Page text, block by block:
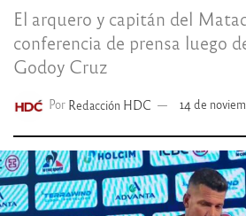
El arquero y capitán del
conferencia de prensa luego
Godoy Cruz
Por Redacción HDC 14 de